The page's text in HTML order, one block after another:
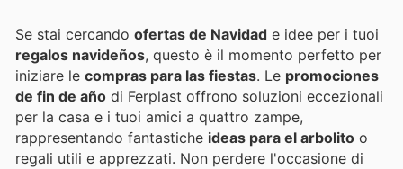
Se stai cercando ofertas de Navidad e idee per i tuoi
regalos navideños, questo è il momento perfetto per
iniziare le compras para las fiestas. Le promociones
de fin de año di Ferplast offrono soluzioni eccezionali
per la casa e i tuoi amici a quattro zampe,
rappresentando fantastiche ideas para el arbolito o
regali utili e apprezzati. Non perdere l'occasione di